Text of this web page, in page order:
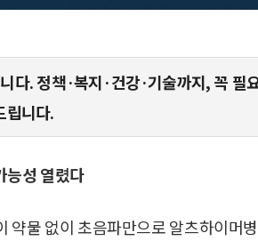
다. 정책·복지·건강·기술까지, 꼭 필
립니다.
능성 열렸다
약물 없이 초음파만으로 알츠하이머